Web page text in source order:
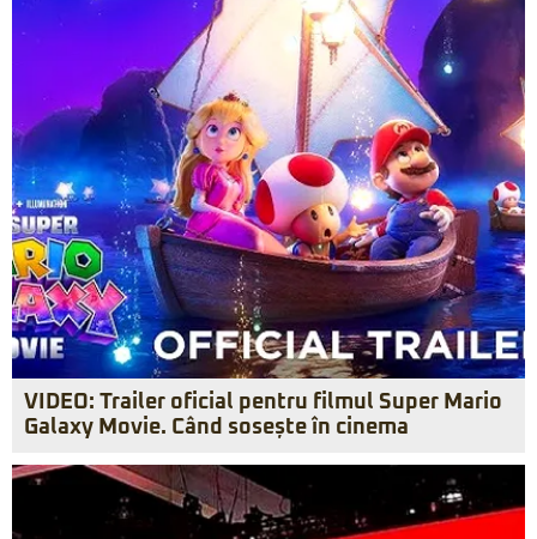
VIDEO: Trailer oficial pentru filmul Super Mario
Galaxy Movie. Când sosește în cinema